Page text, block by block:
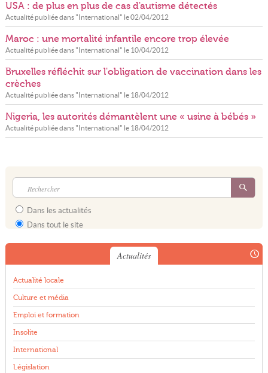
USA : de plus en plus de cas d'autisme détectés
Actualité publiée dans "International" le02/04/2012
Maroc : une mortalité infantile encore trop élevée
Actualité publiée dans "International" le 10/04/2012
Bruxelles réfléchit sur l'obligation de vaccination dans les
crèches
Actualité publiée dans "International" le 18/04/2012
Nigeria, les autorités démantèlent une « usine à bébés »
Actualité publiée dans "International" le 18/04/2012
Dans les actualités
Dans tout le site
Actualités
Actualité locale
Culture et média
Emploi et formation
Insolite
International
Législation